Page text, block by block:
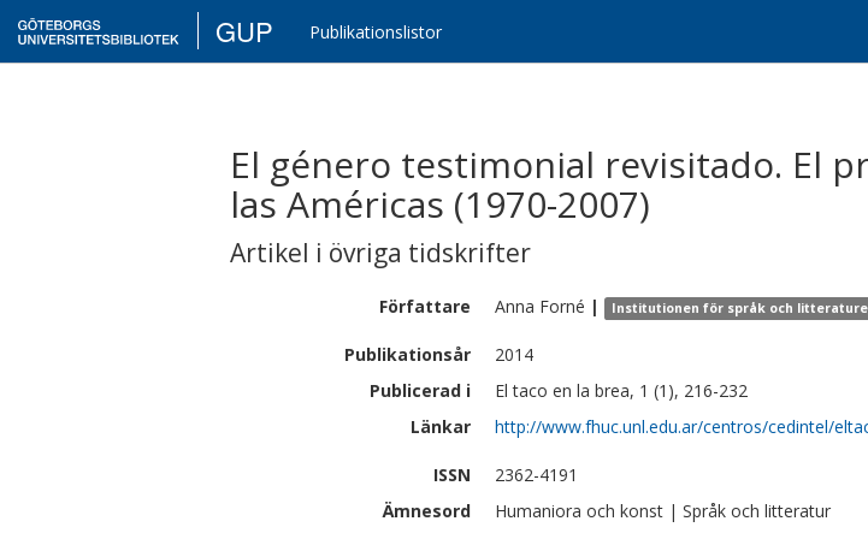
GUP Publikationslistor
El género testimonial revisitado. El
las Américas (1970-2007)
Artikel i övriga tidskrifter
Författare Anna Forné | Institutionen för språk och
Publikationsår
2014
Publicerad i
El taco en la brea, 1 (1), 216-232
Länkar
http://www.fhuc.unl.edu.ar/centros/cedintel/
ISSN
2362-4191
Ämnesord
Humaniora och konst | Språk och litteratur